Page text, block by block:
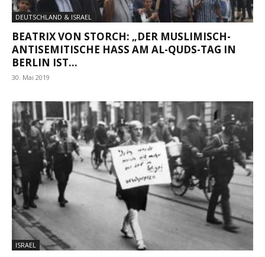
DEUTSCHLAND & ISRAEL
BEATRIX VON STORCH: „DER MUSLIMISCH-
ANTISEMITISCHE HASS AM AL-QUDS-TAG IN
BERLIN IST...
30. Mai 2019
ISRAEL